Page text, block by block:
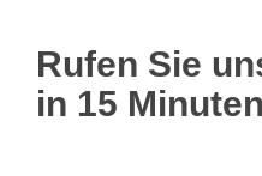
Rufen Sie
in 15